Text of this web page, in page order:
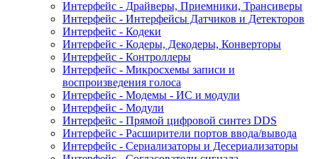
Интерфейс - Драйверы, Приемники, Трансиверы
Интерфейс - Интерфейсы Датчиков и Детекторов
Интерфейс - Кодеки
Интерфейс - Кодеры, Декодеры, Конверторы
Интерфейс - Контроллеры
Интерфейс - Микросхемы записи и
воспроизведения голоса
Интерфейс - Модемы - ИС и модули
Интерфейс - Модули
Интерфейс - Прямой цифровой синтез DDS
Интерфейс - Расширители портов ввода/вывода
Интерфейс - Сериализаторы и Десериализаторы